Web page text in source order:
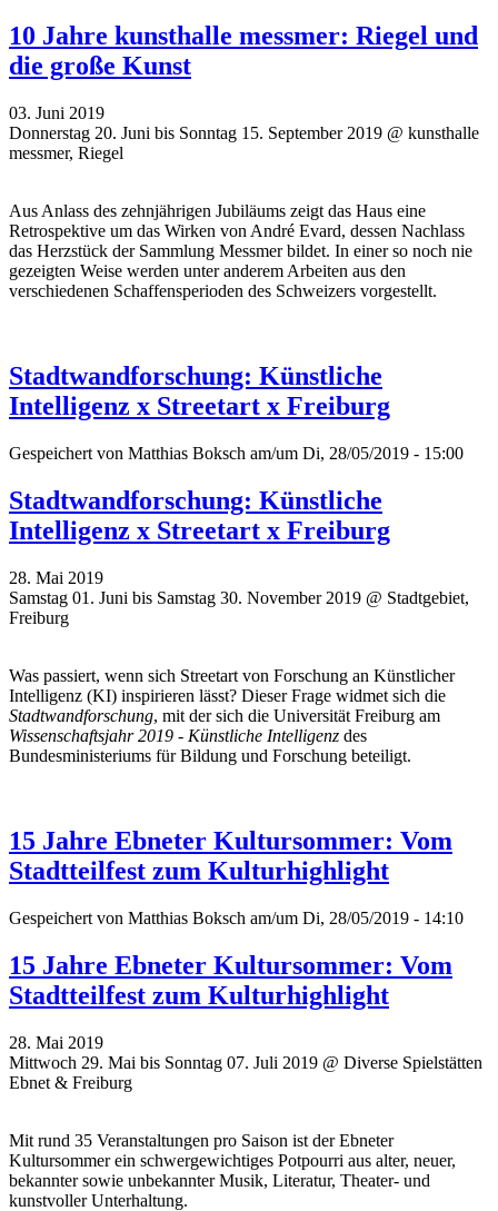
10 Jahre kunsthalle messmer: Riegel und
die große Kunst
03. Juni 2019
Donnerstag 20. Juni bis Sonntag 15. September 2019 @ kunsthalle
messmer, Riegel
Aus Anlass des zehnjährigen Jubiläums zeigt das Haus eine
Retrospektive um das Wirken von André Evard, dessen Nachlass
das Herzstück der Sammlung Messmer bildet. In einer so noch nie
gezeigten Weise werden unter anderem Arbeiten aus den
verschiedenen Schaffensperioden des Schweizers vorgestellt.
Stadtwandforschung: Künstliche
Intelligenz x Streetart x Freiburg
Gespeichert von Matthias Boksch am/um Di, 28/05/2019 - 15:00
Stadtwandforschung: Künstliche
Intelligenz x Streetart x Freiburg
28. Mai 2019
Samstag 01. Juni bis Samstag 30. November 2019 @ Stadtgebiet,
Freiburg
Was passiert, wenn sich Streetart von Forschung an Künstlicher
Intelligenz (KI) inspirieren lässt? Dieser Frage widmet sich die
Stadtwandforschung, mit der sich die Universität Freiburg am
Wissenschaftsjahr 2019 - Künstliche Intelligenz des
Bundesministeriums für Bildung und Forschung beteiligt.
15 Jahre Ebneter Kultursommer: Vom
Stadtteilfest zum Kulturhighlight
Gespeichert von Matthias Boksch am/um Di, 28/05/2019 - 14:10
15 Jahre Ebneter Kultursommer: Vom
Stadtteilfest zum Kulturhighlight
28. Mai 2019
Mittwoch 29. Mai bis Sonntag 07. Juli 2019 @ Diverse Spielstätten
Ebnet & Freiburg
Mit rund 35 Veranstaltungen pro Saison ist der Ebneter
Kultursommer ein schwergewichtiges Potpourri aus alter, neuer,
bekannter sowie unbekannter Musik, Literatur, Theater- und
kunstvoller Unterhaltung.